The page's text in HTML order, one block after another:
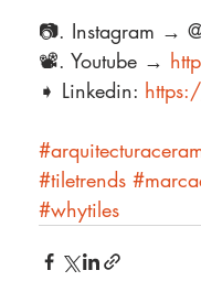
📷. Instagram →
📽️. Youtube →
➧ Linkedin:
#tiletrends
#whytiles